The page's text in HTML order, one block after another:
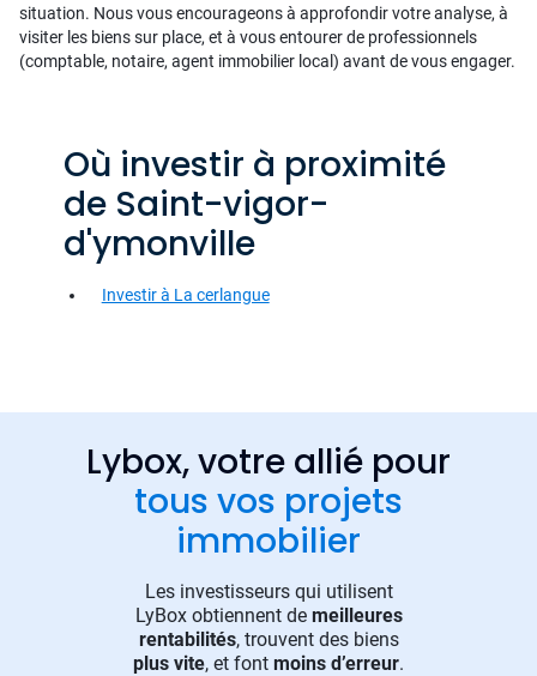
situation. Nous vous encourageons à approfondir votre analyse, à
visiter les biens sur place, et à vous entourer de professionnels
(comptable, notaire, agent immobilier local) avant de vous engager.
Où investir à proximité
de Saint-vigor-
d'ymonville
Investir à La cerlangue
Lybox, votre allié pour
tous vos projets
immobilier
Les investisseurs qui utilisent
LyBox obtiennent de meilleures
rentabilités, trouvent des biens
plus vite, et font moins d’erreur.